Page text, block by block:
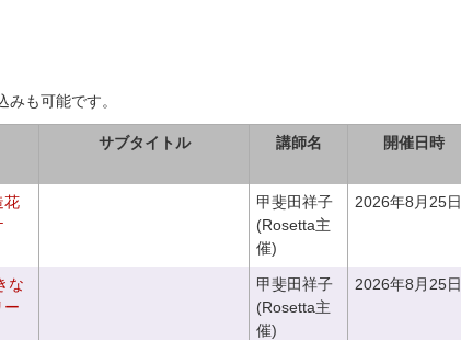
も可能です。
サブタイトル 講師名 開催日時
花
甲斐田祥子
(Rosetta主
催)
2026年8月25日
な
ー
甲斐田祥子
(Rosetta主
催)
2026年8月25日